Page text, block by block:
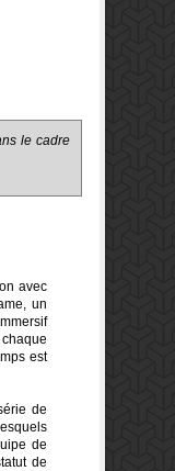
le cadre
avec
un
est
de
de
de